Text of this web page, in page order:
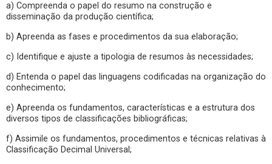
a) Compreenda o papel do resumo na construção e
disseminação da produção científica;
b) Apreenda as fases e procedimentos da sua elaboração;
c) Identifique e ajuste a tipologia de resumos às necessidades;
d) Entenda o papel das linguagens codificadas na organização do
conhecimento;
e) Apreenda os fundamentos, características e a estrutura dos
diversos tipos de classificações bibliográficas;
f) Assimile os fundamentos, procedimentos e técnicas relativas à
Classificação Decimal Universal;